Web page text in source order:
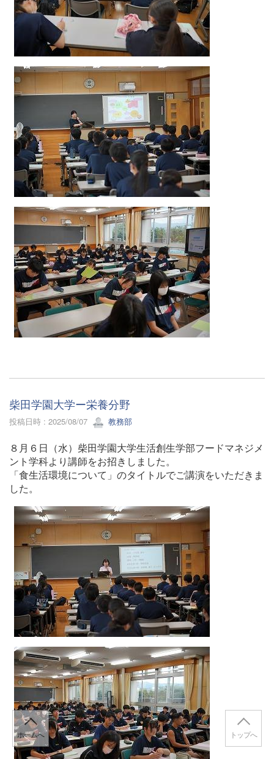
柴田学園大学ー栄養分野
投稿日時 : 2025/08/07 教務部
８月６日（水）柴田学園大学生活創生学部フードマネジメ
ント学科より講師をお招きしました。
「食生活環境について」のタイトルでご講演をいただきま
した。
ホームへ トップへ